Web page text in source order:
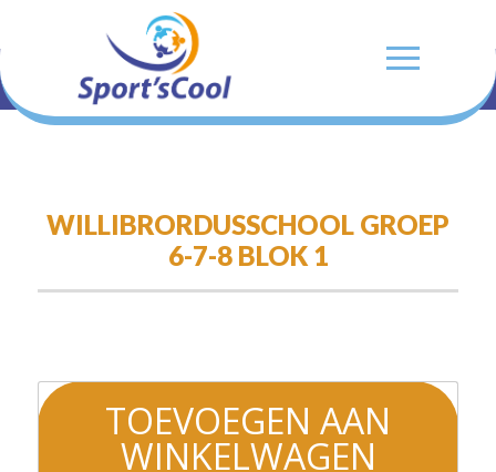
WILLIBRORDUSSCHOOL GROEP
6-7-8 BLOK 1
Willibrordusschool
groep TOEVOEGEN AAN
WINKELWAGEN